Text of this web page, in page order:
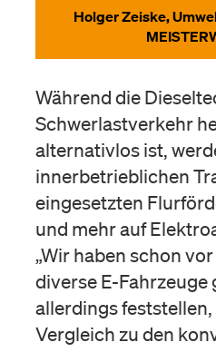
Holger Zeiske,
Während die
Schwerlastverkehr
alternativlos ist,
innerbetrieblichen
eingesetzten
und mehr auf
„Wir haben schon
diverse E-Fahrzeuge
allerdings feststellen,
Vergleich zu den